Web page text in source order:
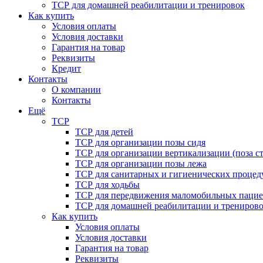
ТСР для домашней реабилитации и тренировок
Как купить
Условия оплаты
Условия доставки
Гарантия на товар
Реквизиты
Кредит
Контакты
О компании
Контакты
Ещё
ТСР
ТСР для детей
ТСР для организации позы сидя
ТСР для организации вертикализации (поза
ТСР для организации позы лежа
ТСР для санитарных и гигиенических
ТСР для ходьбы
ТСР для передвижения маломобильных
ТСР для домашней реабилитации и
Как купить
Условия оплаты
Условия доставки
Гарантия на товар
Реквизиты